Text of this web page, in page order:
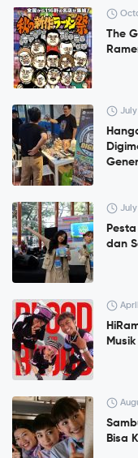
The
July
dan
Bisa